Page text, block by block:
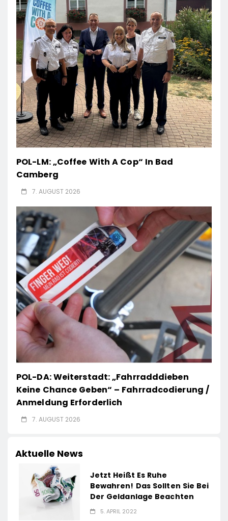
POL-LM: „Coffee With A Cop“ In Bad
Camberg
7. AUGUST 2026
POL-DA: Weiterstadt: „Fahrradddieben
Keine Chance Geben“ – Fahrradcodierung /
Anmeldung Erforderlich
7. AUGUST 2026
Aktuelle News
Jetzt Heißt Es Ruhe
Bewahren! Das Sollten Sie Bei
Der Geldanlage Beachten
5. APRIL 2022